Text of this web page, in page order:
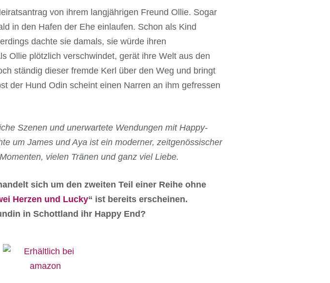
von ihrem langjährigen Freund Ollie. Sogar
in den Hafen der Ehe einlaufen. Schon als Kind
dachte sie damals, sie würde ihren
Ollie plötzlich verschwindet, gerät ihre Welt aus den
ständig dieser fremde Kerl über den Weg und bringt
der Hund Odin scheint einen Narren an ihm gefressen
Szenen und unerwartete Wendungen mit Happy-
um James und Aya ist ein moderner, zeitgenössischer
vielen Tränen und ganz viel Liebe.
sich um den zweiten Teil einer Reihe ohne
Herzen und Lucky“ ist bereits erscheinen.
in Schottland ihr Happy End?